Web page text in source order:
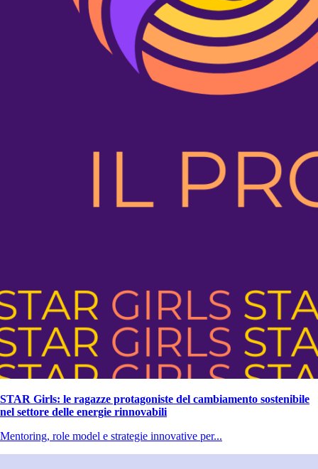
STAR Girls: le ragazze protagoniste del cambiamento sostenibile
nel settore delle energie rinnovabili
Mentoring, role model e strategie innovative per...